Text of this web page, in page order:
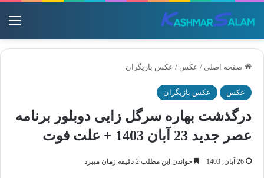
صفحه اصلی / عکس / عکس بازیگران
عکس عکس بازیگران
درگذشت بهاره سرگل زایی دوبلور برنامه
عصر جدید 23 آبان 1403 + علت فوت
26 آبان, 1403 خواندن این مطلب 2 دقیقه زمان میبرد